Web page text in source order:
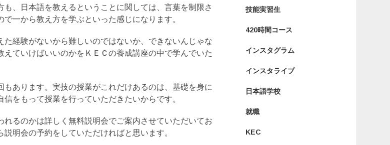
技能実習生
420時間コース
インスタグラム
インスタライブ
日本語学校
就職
KEC
も、日本語を教えるということに関しては、言葉を制限さ
一から教え方を学ぶといった感じになります。
た経験がないから難しいのではないか、できないんじゃな
えていけばいいのかをＫＥＣの養成講座の中で学んでいた
もあります。実技の授業がこれだけあるのは、基礎を身に
をもって授業を行っていただきたいからです。
れるのかは詳しく無料説明会でご案内させていただいてお
明会の予約をしていただければと思います。